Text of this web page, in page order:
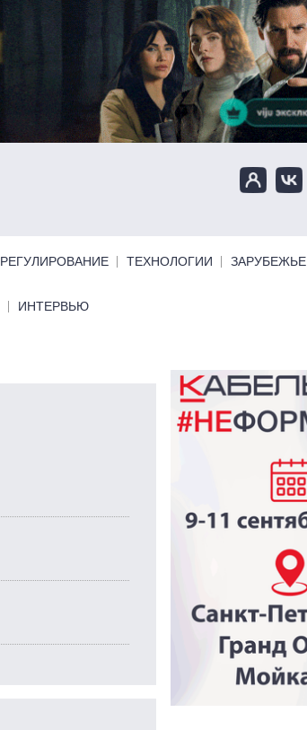
РЕГУЛИРОВАНИЕ ТЕХНОЛОГИИ ЗАРУБЕЖЬЕ
ИНТЕРВЬЮ